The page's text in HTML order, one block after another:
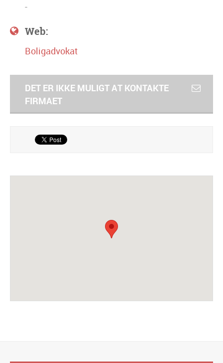
-
Web:
Boligadvokat
DET ER IKKE MULIGT AT KONTAKTE
FIRMAET